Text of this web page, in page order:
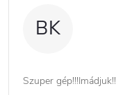
BK
Szuper gép!!!Imádjuk!!